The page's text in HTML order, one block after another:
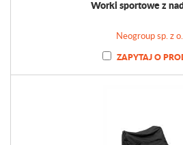
Worki sportowe z
Neogroup sp. z
ZAPYTAJ O